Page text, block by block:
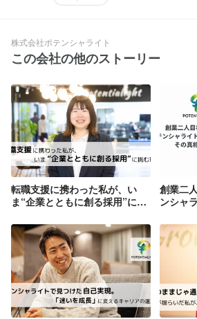
株式会社ポテンシャライト
この会社の他のストーリー
転職支援に携わった私が、い
ま“企業とともに創る採用”に挑
創業二
ンシャ